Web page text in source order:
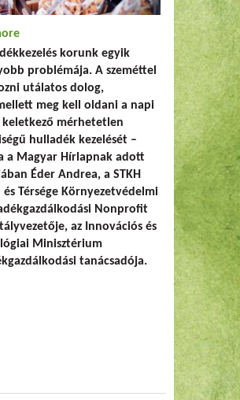
korunk egyik
problémája. A szeméttel
utálatos dolog,
meg kell oldani a napi
keletkező mérhetetlen
hulladék kezelését –
a Magyar Hírlapnak adott
Éder Andrea, a STKH
Térsége Környezetvédelmi
Nonprofit
az Innovációs és
Minisztérium
tanácsadója.